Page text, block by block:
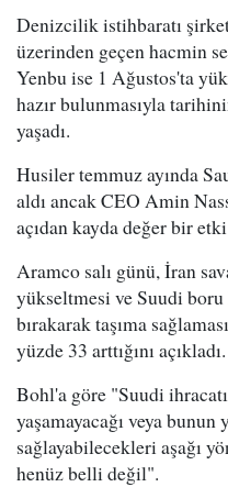
Denizcilik istihbaratı
üzerinden geçen hacmin
Yenbu ise 1 Ağustos'ta
hazır bulunmasıyla
yaşadı.
Husiler temmuz ayında
aldı ancak CEO Amin
açıdan kayda değer bir
Aramco salı günü, İran
yükseltmesi ve Suudi boru
bırakarak taşıma
yüzde 33 arttığını açıkladı.
Bohl'a göre "Suudi
yaşamayacağı veya bunun
sağlayabilecekleri aşağı
henüz belli değil".